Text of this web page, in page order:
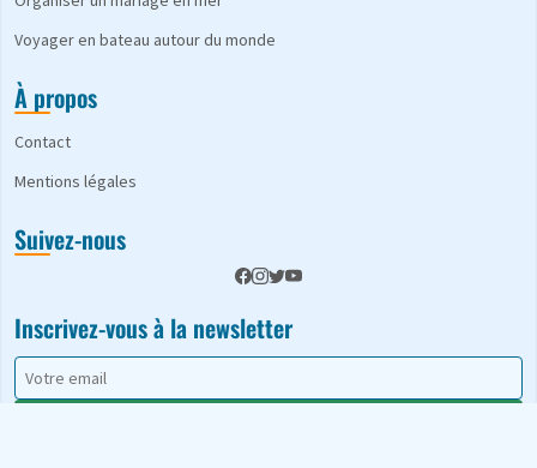
Voyager en bateau autour du monde
À propos
Contact
Mentions légales
Suivez-nous
Inscrivez-vous à la newsletter